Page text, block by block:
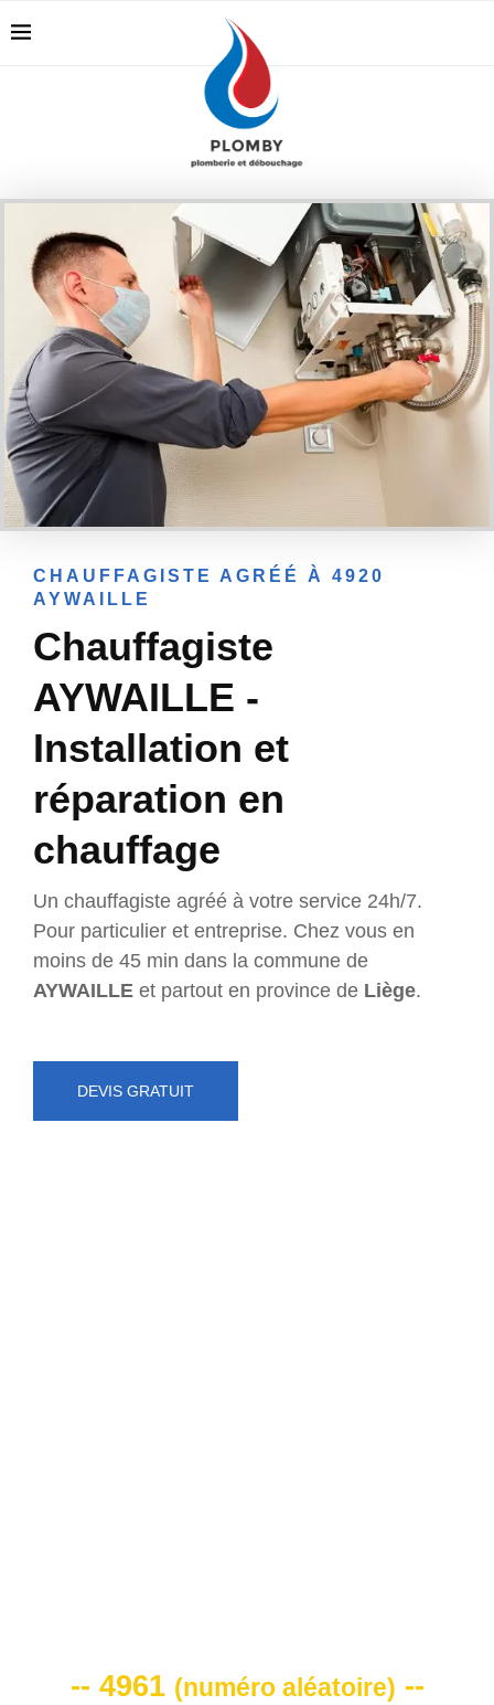
CHAUFFAGISTE AGRÉÉ À 4920
AYWAILLE
Chauffagiste
AYWAILLE -
Installation et
réparation en
chauffage
Un chauffagiste agréé à votre service 24h/7.
Pour particulier et entreprise. Chez vous en
moins de 45 min dans la commune de
AYWAILLE et partout en province de Liège.
DEVIS GRATUIT
-- 4961 (numéro aléatoire) --